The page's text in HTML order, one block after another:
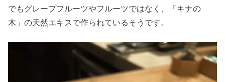
でもグレープフルーツやフルーツではなく、「キナの
木」の天然エキスで作られているそうです。